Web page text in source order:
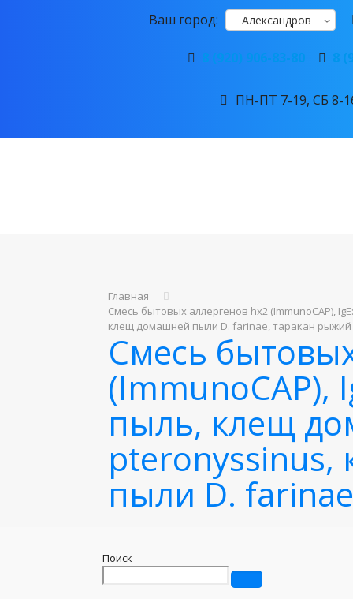
Ваш город: Александров
8 (920) 906-83-80 8
ПН-ПТ 7-19, СБ 8-
Главная
Смесь бытовых аллергенов hx2 (ImmunoCAP),
клещ домашней пыли D. farinae, таракан рыжий
Смесь
(ImmunoCAP),
пыль, клещ
пыли D.
Поиск